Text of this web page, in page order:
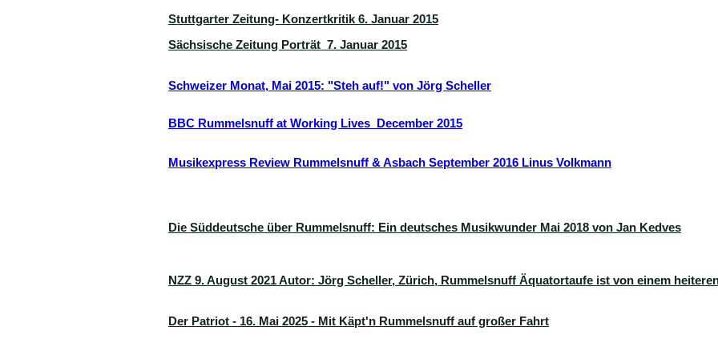
Stuttgarter Zeitung- Konzertkritik 6. Januar 2015
Sächsische Zeitung Porträt 7. Januar 2015
Schweizer Monat, Mai 2015: "Steh auf!" von Jörg Scheller
BBC Rummelsnuff at Working Lives December 2015
Musikexpress Review Rummelsnuff & Asbach September 2016 Linus Volkmann
Die Süddeutsche über Rummelsnuff: Ein deutsches Musikwunder Mai 2018 von Jan Kedves
NZZ 9. August 2021 Autor: Jörg Scheller, Zürich, Rummelsnuff Äquatortaufe ist von einem
Der Patriot - 16. Mai 2025 - Mit Käpt'n Rummelsnuff auf großer Fahrt